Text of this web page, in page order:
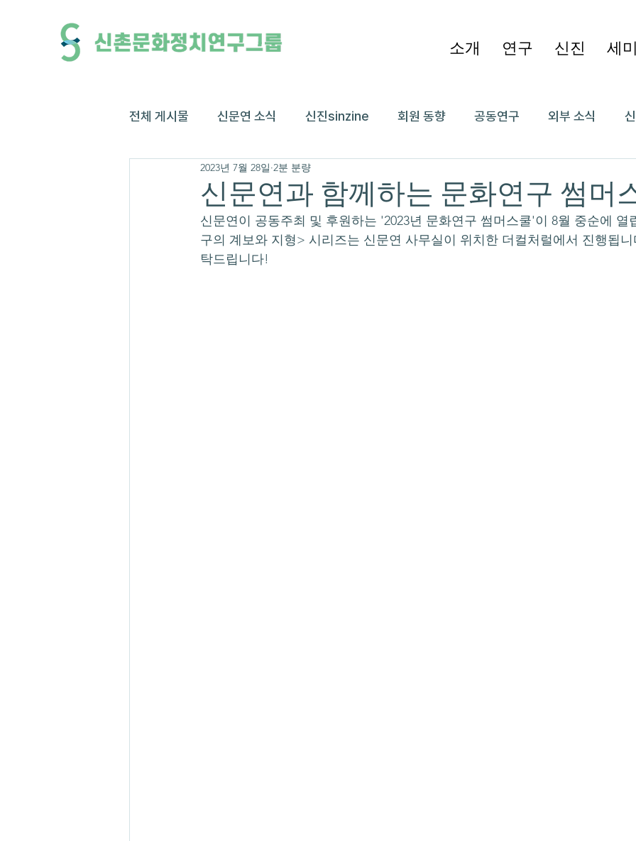
소개 연구 신진 세
전체 게시물 신문연 소식 신진sinzine 회원 동향 공동연구 외부 소식
신문연과 함께하는 문화연구 썸머
2023년 7월 28일 2분 분량
신문연이 공동주최 및 후원하는 '2023년 문화연구 썸머스쿨'이 8월 중순에 열
구의 계보와 지형> 시리즈는 신문연 사무실이 위치한 더컬처럴에서 진행됩
탁드립니다!